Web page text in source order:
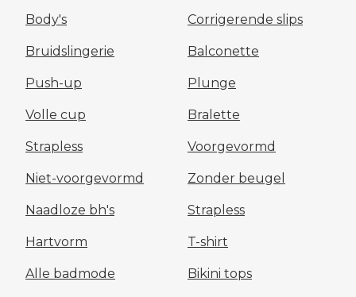
Body's Corrigerende slips
Bruidslingerie Balconette
Push-up Plunge
Volle cup Bralette
Strapless Voorgevormd
Niet-voorgevormd Zonder beugel
Naadloze bh's Strapless
Hartvorm T-shirt
Alle badmode Bikini tops